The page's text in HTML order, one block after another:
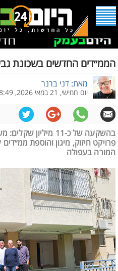
הממ״דים החדשים בשכונת
מאת: דני ברנר
יום חמישי, 21 במאי 2026, 08:49
בהשקעה של כ-11
המורה בעפולה